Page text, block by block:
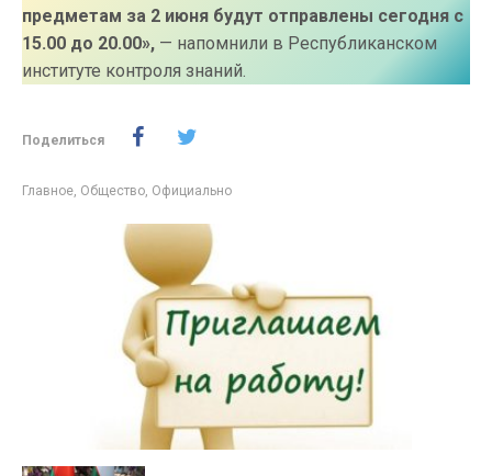
предметам за 2 июня будут отправлены сегодня с
15.00 до 20.00», — напомнили в Республиканском
институте контроля знаний.
Поделиться
Главное, Общество, Официально